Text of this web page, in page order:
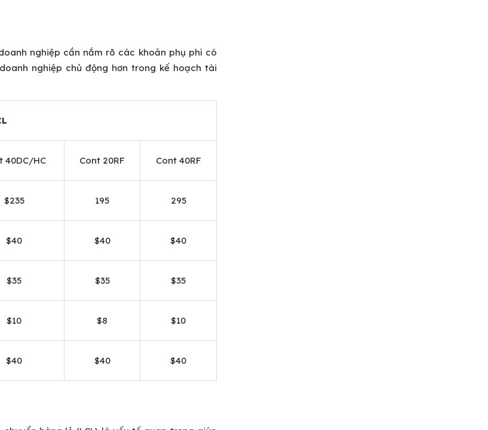
nghiệp cần nắm rõ các khoản phụ phí có
nghiệp chủ động hơn trong kế hoạch tài
40DC/HC Cont 20RF Cont 40RF
$235 195 295
$40 $40 $40
$35 $35 $35
$10 $8 $10
$40 $40 $40